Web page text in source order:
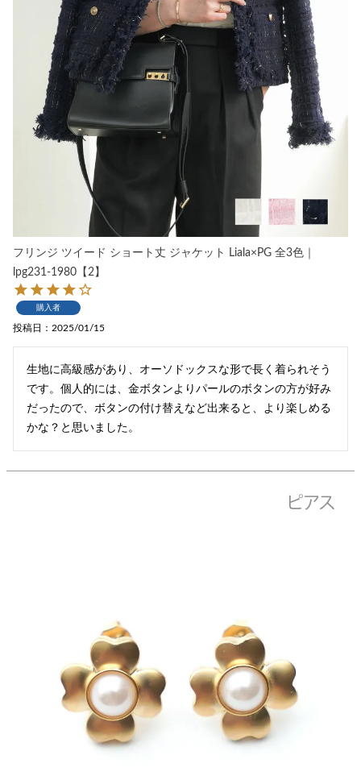
フリンジ ツイード ショート丈 ジャケット Liala×PG 全3色｜
lpg231-1980【2】
購入者
投稿日 2025/01/15
生地に高級感があり、オーソドックスな形で長く着られそう
です。個人的には、金ボタンよりパールのボタンの方が好み
だったので、ボタンの付け替えなど出来ると、より楽しめる
かな？と思いました。